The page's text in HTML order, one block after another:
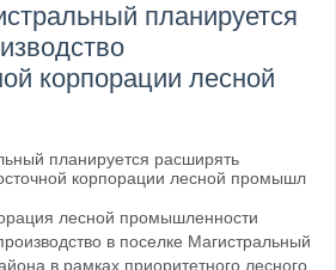
планируется
корпорации лесной
лесной промышленности
в поселке Магистральный
в рамках приоритетного лесного